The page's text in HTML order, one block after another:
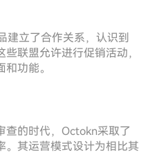
建立了合作关系，认识到
联盟允许进行促销活动，
功能。
查的时代，Octokn采取了
。其运营模式设计为相比其